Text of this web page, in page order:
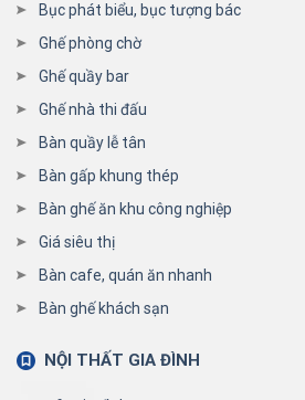
Bục phát biểu, bục tượng bác
Ghế phòng chờ
Ghế quầy bar
Ghế nhà thi đấu
Bàn quầy lễ tân
Bàn gấp khung thép
Bàn ghế ăn khu công nghiệp
Giá siêu thị
Bàn cafe, quán ăn nhanh
Bàn ghế khách sạn
NỘI THẤT GIA ĐÌNH